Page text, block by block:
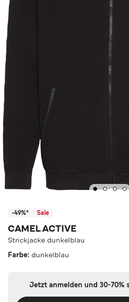
-49%* Sale
CAMEL ACTIVE
Strickjacke dunkelblau
Farbe: dunkelblau
Jetzt anmelden und 30-70%